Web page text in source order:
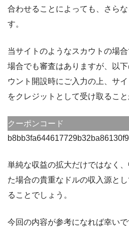
合わせることによっても、さら
す。
当サイトのようなスカウトの場
場合でも審査はありますが、以
ウント開設時にご入力の上、サ
をクレジットとして受け取ること
クーポンコード
単純な収益の拡大だけではなく
た場合の貴重なドルの収入源と
ることでしょう。
今回の内容が参考になれば幸いで